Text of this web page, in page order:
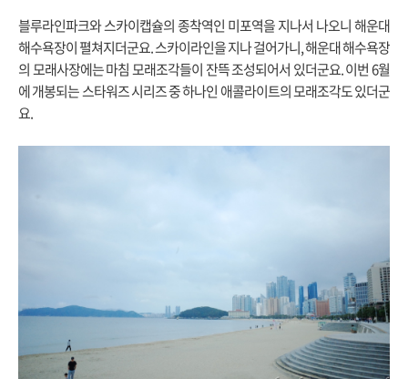
블루라인파크와 스카이캡슐의 종착역인 미포역을 지나서 나오니 해운대
해수욕장이 펼쳐지더군요. 스카이라인을 지나 걸어가니, 해운대 해수욕장
의 모래사장에는 마침 모래조각들이 잔뜩 조성되어서 있더군요. 이번 6월
에 개봉되는 스타워즈 시리즈 중 하나인 애콜라이트의 모래조각도 있더군
요.